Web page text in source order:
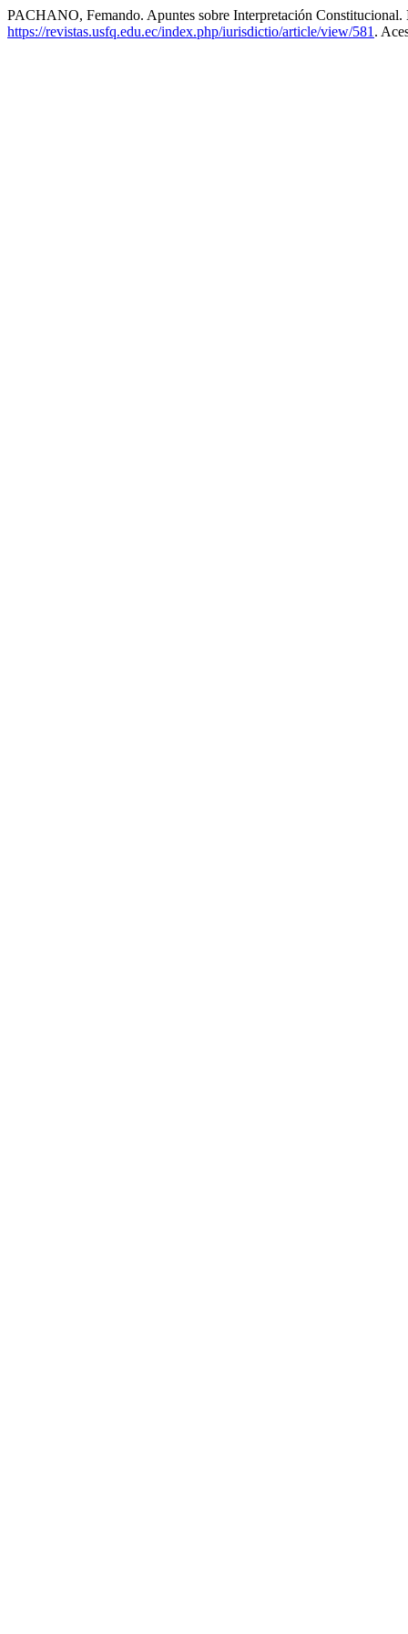
PACHANO, Femando. Apuntes sobre Interpretación Constitucional.
https://revistas.usfq.edu.ec/index.php/iurisdictio/article/view/581 .